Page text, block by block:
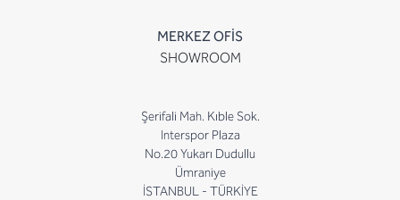
MERKEZ OFİS
SHOWROOM
Şerifali Mah. Kıble Sok.
Interspor Plaza
No.20 Yukarı Dudullu
Ümraniye
İSTANBUL - TÜRKİYE